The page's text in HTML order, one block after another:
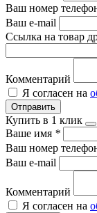
Ваш номер
Ваш e-mail
Ссылка на товар
Комментарий
Я согласен на
Отправить
Купить в 1 клик
Ваше имя *
Ваш номер
Ваш e-mail
Комментарий
Я согласен на